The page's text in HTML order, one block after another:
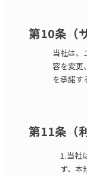
第10条（
当社は、
容を変更
を承諾す
第11条（
1.当社
ず、本